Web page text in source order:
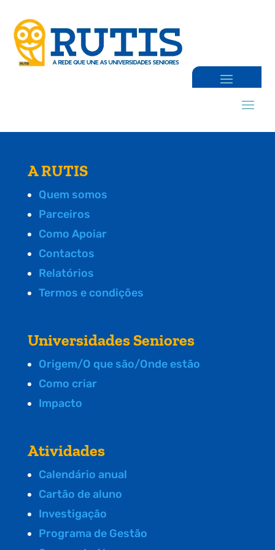
A RUTIS
Quem somos
Parceiros
Como Apoiar
Contactos
Relatórios
Termos e condições
Universidades Seniores
Origem/O que são/Onde estão
Como criar
Impacto
Atividades
Calendário anual
Cartão de aluno
Investigação
Programa de Gestão